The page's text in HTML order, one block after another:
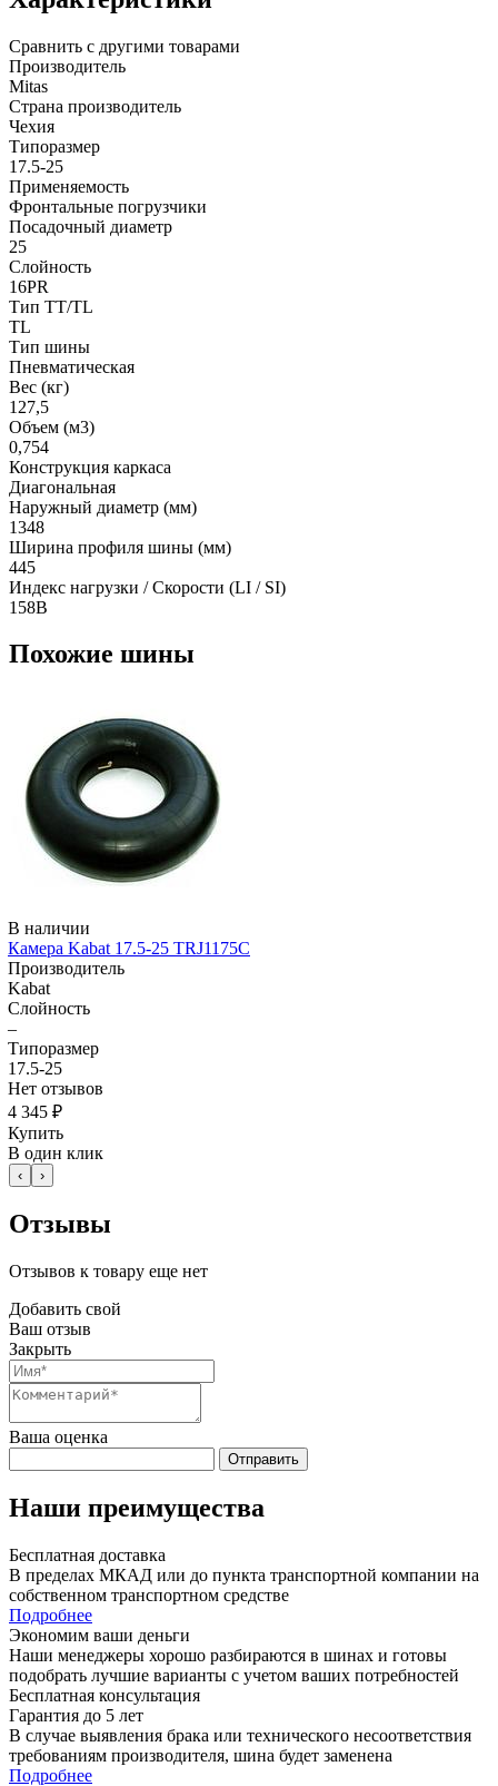
Сравнить с другими товарами
Производитель
Mitas
Страна производитель
Чехия
Типоразмер
17.5-25
Применяемость
Фронтальные погрузчики
Посадочный диаметр
25
Слойность
16PR
Тип TT/TL
TL
Тип шины
Пневматическая
Вес (кг)
127,5
Объем (м3)
0,754
Конструкция каркаса
Диагональная
Наружный диаметр (мм)
1348
Ширина профиля шины (мм)
445
Индекс нагрузки / Скорости (LI / SI)
158B
Похожие шины
В наличии
Камера Kabat 17.5-25 TRJ1175C
Производитель
Kabat
Слойность
–
Типоразмер
17.5-25
Нет отзывов
4 345 ₽
Купить
В один клик
‹ ›
Отзывы
Отзывов к товару еще нет
Добавить свой
Ваш отзыв
Закрыть
Ваша оценка
Отправить
Наши преимущества
Бесплатная доставка
В пределах МКАД или до пункта транспортной компании на
собственном транспортном средстве
Подробнее
Экономим ваши деньги
Наши менеджеры хорошо разбираются в шинах и готовы
подобрать лучшие варианты с учетом ваших потребностей
Бесплатная консультация
Гарантия до 5 лет
В случае выявления брака или технического несоответствия
требованиям производителя, шина будет заменена
Подробнее